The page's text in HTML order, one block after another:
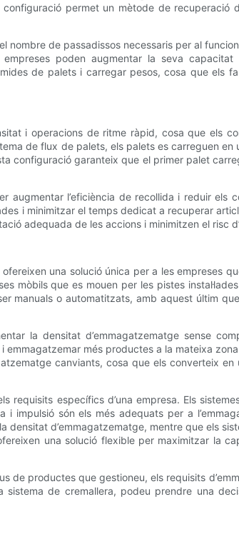
permet un mètode de
de passadissos necessaris per al
poden augmentar la seva capacitat
de palets i carregar pesos, cosa que els
i operacions de ritme ràpid, cosa que els
de flux de palets, els palets es carreguen
configuració garanteix que el primer palet
l’eficiència de recollida i reduir els
i minimitzar el temps dedicat a recuperar
adequada de les accions i minimitzen el risc
una solució única per a les empreses
mòbils que es mouen per les pistes
manuals o automatitzats, amb aquest últim
la densitat d’emmagatzematge sense
més productes a la mateixa
canviants, cosa que els converteix
específics d’una empresa. Els
i impulsió són els més adequats per a
d’emmagatzematge, mentre que els
una solució flexible per maximitzar la
de productes que gestioneu, els requisits
de cremallera, podeu prendre una